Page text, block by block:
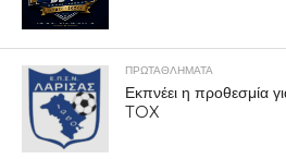
ΠΡΩΤΑΘΛΉΜΑΤΑ
Εκπνέει η προθεσμία
TOX